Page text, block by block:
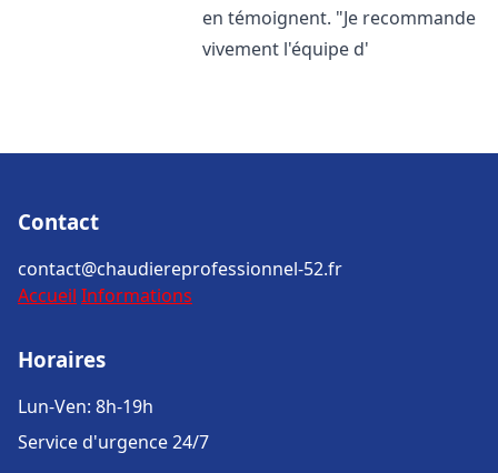
en témoignent. "Je recommande
vivement l'équipe d'
Contact
contact@chaudiereprofessionnel-52.fr
Accueil Informations
Horaires
Lun-Ven: 8h-19h
Service d'urgence 24/7